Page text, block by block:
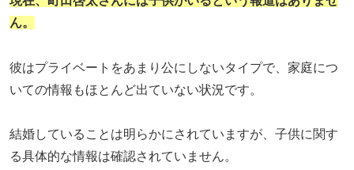
ん。
彼はプライベートをあまり公にしないタイプで、家庭につ
いての情報もほとんど出ていない状況です。
結婚していることは明らかにされていますが、子供に関す
る具体的な情報は確認されていません。